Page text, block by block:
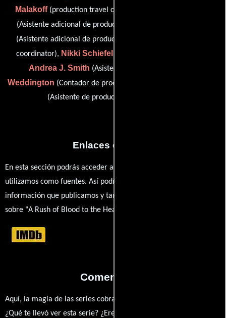
Malakoff(production travel consultant),
(Asistente adicional de producción),
(Asistente adicional de producción),
coordinator), Nikki Schiefelbein
Andrea J. Smith (Asistente de producción),
Weddington (Contador de producción) y
(Asistente de producción (sin acreditar))
Enlaces externos
En esta sección podrás acceder a los recursos externos que
utilizamos como fuentes. Así podrás chequear toda la
información que publicamos y también ampliar tu conocimiento
sobre "A Rush of Blood to the Head".
Comentarios
Aquí, la magia de las series cobra vida a través de tus opiniones.
¿Qué te llevó ver esta serie? ¿Eres fan de Gregory Prange,